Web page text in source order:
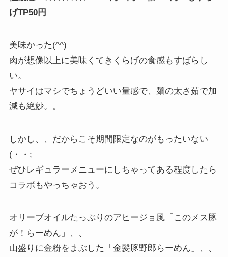
げTP50円
美味かった(^^)
肉が想像以上に美味くてきくらげの食感もすばらし
い。
ヤサイはマシでちょうどいい量感で、麺の太さ茹で加
減も絶妙。。
しかし、、だからこそ期間限定なのがもったいない
(・・;
ぜひレギュラーメニューにしちゃってある程度したら
コラボもやっちゃおう。
オリーブオイルたっぷりのアヒージョ風「このメス豚
が！らーめん」、、
山盛りに金粉をまぶした「金髪豚野郎らーめん」、、